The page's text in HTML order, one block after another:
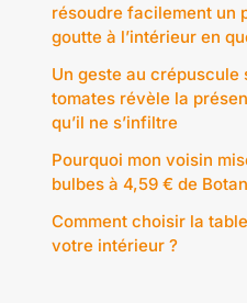
résoudre facilement un
goutte à l’intérieur en
Un geste au crépuscule
tomates révèle la
qu’il ne s’infiltre
Pourquoi mon voisin
bulbes à 4,59 € de
Comment choisir la
votre intérieur ?